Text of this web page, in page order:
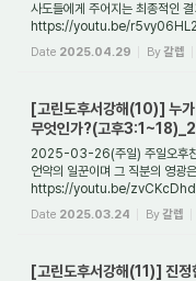
사도들에게 주어지는 최종적인
https://youtu.be/
목사
Date 2025.04.29 By갈렙
[고린도후서강해(10)] 누가
무엇인가?(고후
2025-03-26(주일) 주일오후찬
언약의 일꾼이며 그 직분의 영광
https://youtu.be/
몇 통의 편지를...
Date 2025.03.24 By갈렙
[고린도후서강해(11)] 진정